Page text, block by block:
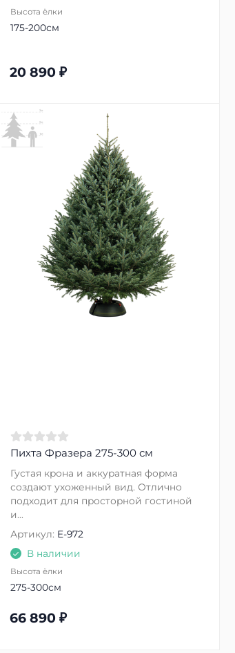
Высота ёлки
175-200см
20 890 ₽
Пихта Фразера 275-300 см
Густая крона и аккуратная форма
создают ухоженный вид. Отлично
подходит для просторной гостиной
и...
Артикул: E-972
В наличии
Высота ёлки
275-300см
66 890 ₽